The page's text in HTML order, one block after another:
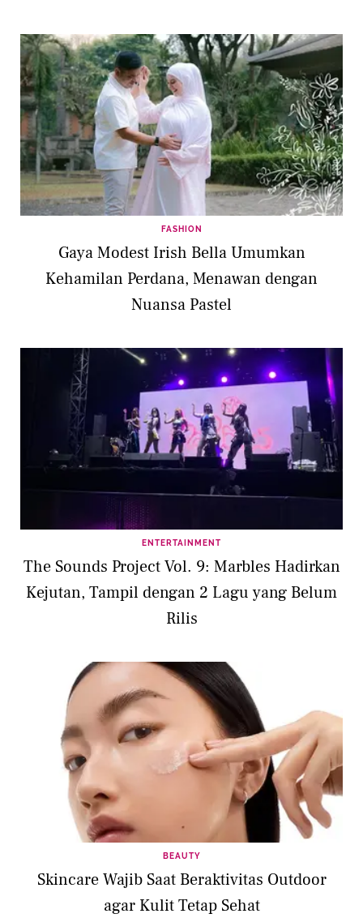
FASHION
Gaya Modest Irish Bella Umumkan
Kehamilan Perdana, Menawan dengan
Nuansa Pastel
ENTERTAINMENT
The Sounds Project Vol. 9: Marbles Hadirkan
Kejutan, Tampil dengan 2 Lagu yang Belum
Rilis
BEAUTY
Skincare Wajib Saat Beraktivitas Outdoor
agar Kulit Tetap Sehat